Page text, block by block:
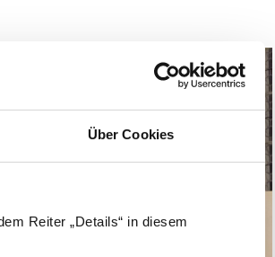
Über Cookies
Reiter „Details“ in diesem